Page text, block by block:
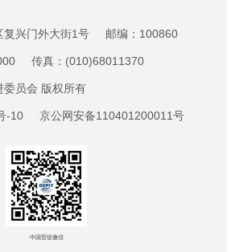
复兴门外大街1号 邮编：100860
传真：(010)68011370
员会 版权所有
-10 京公网安备110401200011号
中国贸促微信